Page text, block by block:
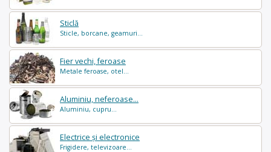
Sticlă
Sticle, borcane, geamuri...
Fier vechi, feroase
Metale feroase, otel...
Aluminiu, neferoase...
Aluminiu, cupru...
Electrice și electronice
Frigidere, televizoare...